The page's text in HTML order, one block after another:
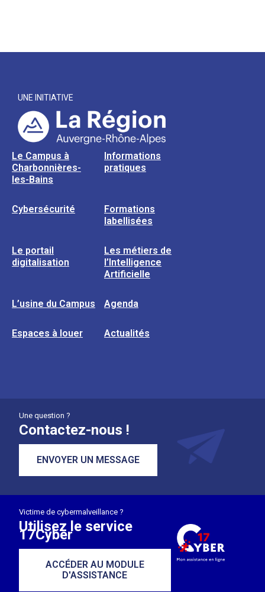
UNE INITIATIVE
Le Campus à
Charbonnières-
les-Bains
Informations
pratiques
Cybersécurité
Formations
labellisées
Le portail
digitalisation
Les métiers de
l’Intelligence
Artificielle
L’usine du Campus Agenda
Espaces à louer Actualités
Une question ?
Contactez-nous !
ENVOYER UN MESSAGE
Victime de cybermalveillance ?
Utilisez le service
17Cyber
ACCÉDER AU MODULE
D'ASSISTANCE